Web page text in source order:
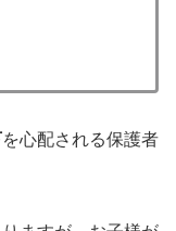
を心配される保護者